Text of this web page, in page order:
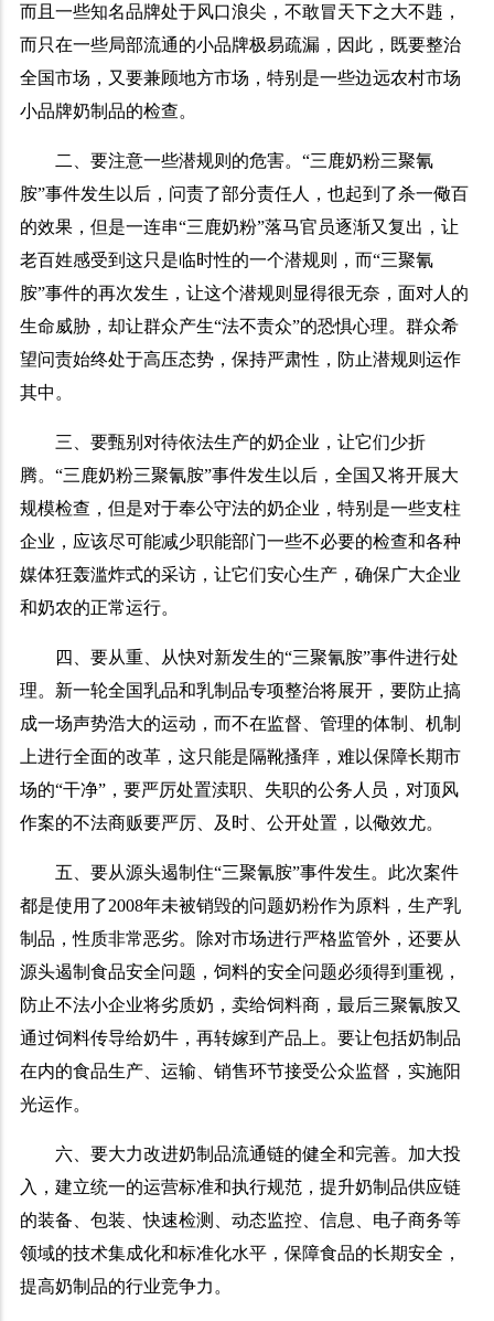
而且一些知名品牌处于风口浪尖，不敢冒天下之大不韪，
而只在一些局部流通的小品牌极易疏漏，因此，既要整治
全国市场，又要兼顾地方市场，特别是一些边远农村市场
小品牌奶制品的检查。
二、要注意一些潜规则的危害。“三鹿奶粉三聚氰
胺”事件发生以后，问责了部分责任人，也起到了杀一儆百
的效果，但是一连串“三鹿奶粉”落马官员逐渐又复出，让
老百姓感受到这只是临时性的一个潜规则，而“三聚氰
胺”事件的再次发生，让这个潜规则显得很无奈，面对人的
生命威胁，却让群众产生“法不责众”的恐惧心理。群众希
望问责始终处于高压态势，保持严肃性，防止潜规则运作
其中。
三、要甄别对待依法生产的奶企业，让它们少折
腾。“三鹿奶粉三聚氰胺”事件发生以后，全国又将开展大
规模检查，但是对于奉公守法的奶企业，特别是一些支柱
企业，应该尽可能减少职能部门一些不必要的检查和各种
媒体狂轰滥炸式的采访，让它们安心生产，确保广大企业
和奶农的正常运行。
四、要从重、从快对新发生的“三聚氰胺”事件进行处
理。新一轮全国乳品和乳制品专项整治将展开，要防止搞
成一场声势浩大的运动，而不在监督、管理的体制、机制
上进行全面的改革，这只能是隔靴搔痒，难以保障长期市
场的“干净”，要严厉处置渎职、失职的公务人员，对顶风
作案的不法商贩要严厉、及时、公开处置，以儆效尤。
五、要从源头遏制住“三聚氰胺”事件发生。此次案件
都是使用了2008年未被销毁的问题奶粉作为原料，生产乳
制品，性质非常恶劣。除对市场进行严格监管外，还要从
源头遏制食品安全问题，饲料的安全问题必须得到重视，
防止不法小企业将劣质奶，卖给饲料商，最后三聚氰胺又
通过饲料传导给奶牛，再转嫁到产品上。要让包括奶制品
在内的食品生产、运输、销售环节接受公众监督，实施阳
光运作。
六、要大力改进奶制品流通链的健全和完善。加大投
入，建立统一的运营标准和执行规范，提升奶制品供应链
的装备、包装、快速检测、动态监控、信息、电子商务等
领域的技术集成化和标准化水平，保障食品的长期安全，
提高奶制品的行业竞争力。